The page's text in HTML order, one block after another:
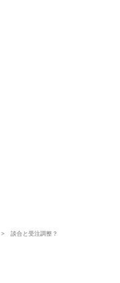
談合と受注調整？